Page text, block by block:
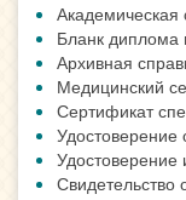
Академическая
Бланк диплома
Архивная
Медицинский
Сертификат
Удостоверение